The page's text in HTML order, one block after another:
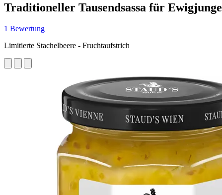
Traditioneller Tausendsassa für Ewigjunge
1 Bewertung
Limitierte Stachelbeere - Fruchtaufstrich